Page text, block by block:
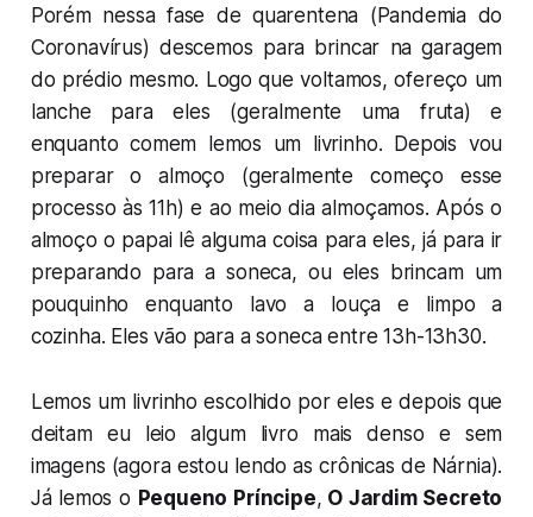
Porém nessa fase de quarentena ( Pandemia do
Coronavírus) descemos para brincar na garagem
do prédio mesmo. Logo que voltamos, ofereço um
lanche para eles (geralmente uma fruta) e
enquanto comem lemos um livrinho. Depois vou
preparar o almoço (geralmente começo esse
processo às 11h) e ao meio dia almoçamos. Após o
almoço o papai lê alguma coisa para eles, já para ir
preparando para a soneca, ou eles brincam um
pouquinho enquanto lavo a louça e limpo a
cozinha. Eles vão para a soneca entre 13h-13h30.
Lemos um livrinho escolhido por eles e depois que
deitam eu leio algum livro mais denso e sem
imagens (agora estou lendo as crônicas de Nárnia).
Já lemos o Pequeno Príncipe, O Jardim Secreto